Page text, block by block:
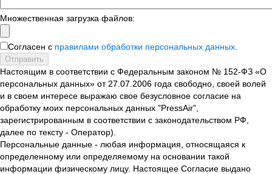
Множественная загрузка файлов:
Согласен с правилами обработки персональных данных
Отправить
Настоящим в соответствии с Федеральным законом № 152-ФЗ «О
персональных данных» от 27.07.2006 года свободно, своей волей
и в своем интересе выражаю свое безусловное согласие на
обработку моих персональных данных "PressAir",
зарегистрированным в соответствии с законодательством РФ,
далее по тексту - Оператор).
Персональные данные - любая информация, относящаяся к
определенному или определяемому на основании такой
информации физическому лицу. Настоящее Согласие выдано